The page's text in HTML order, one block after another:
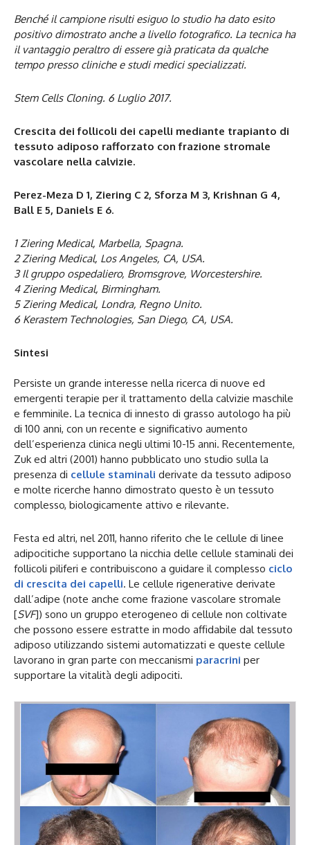
Benché il campione risulti esiguo lo studio ha dato esito
positivo dimostrato anche a livello fotografico. La tecnica ha
il vantaggio peraltro di essere già praticata da qualche
tempo presso cliniche e studi medici specializzati.
Stem Cells Cloning. 6 Luglio 2017.
Crescita dei follicoli dei capelli mediante trapianto di
tessuto adiposo rafforzato con frazione stromale
vascolare nella calvizie.
Perez-Meza D 1, Ziering C 2, Sforza M 3, Krishnan G 4,
Ball E 5, Daniels E 6.
1 Ziering Medical, Marbella, Spagna.
2 Ziering Medical, Los Angeles, CA, USA.
3 Il gruppo ospedaliero, Bromsgrove, Worcestershire.
4 Ziering Medical, Birmingham.
5 Ziering Medical, Londra, Regno Unito.
6 Kerastem Technologies, San Diego, CA, USA.
Sintesi
Persiste un grande interesse nella ricerca di nuove ed
emergenti terapie per il trattamento della calvizie maschile
e femminile. La tecnica di innesto di grasso autologo ha più
di 100 anni, con un recente e significativo aumento
dell’esperienza clinica negli ultimi 10-15 anni. Recentemente,
Zuk ed altri (2001) hanno pubblicato uno studio sulla la
presenza di cellule staminali derivate da tessuto adiposo
e molte ricerche hanno dimostrato questo è un tessuto
complesso, biologicamente attivo e rilevante.
Festa ed altri, nel 2011, hanno riferito che le cellule di linee
adipocitiche supportano la nicchia delle cellule staminali dei
follicoli piliferi e contribuiscono a guidare il complesso ciclo
di crescita dei capelli. Le cellule rigenerative derivate
dall’adipe (note anche come frazione vascolare stromale
[SVF]) sono un gruppo eterogeneo di cellule non coltivate
che possono essere estratte in modo affidabile dal tessuto
adiposo utilizzando sistemi automatizzati e queste cellule
lavorano in gran parte con meccanismi paracrini per
supportare la vitalità degli adipociti.